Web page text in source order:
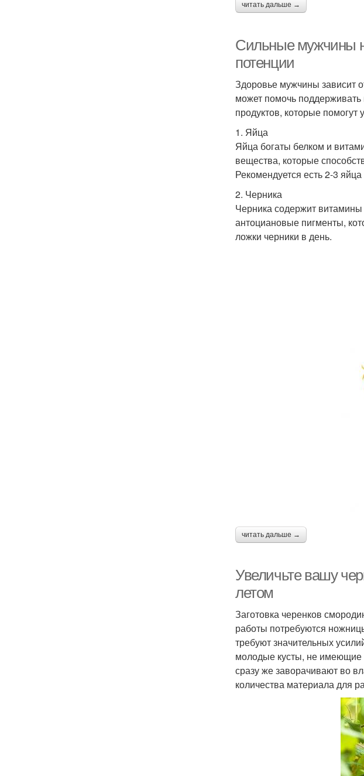
читать дальше →
Сильные мужчины
потенции
Здоровье мужчины зависит
может помочь
продуктов, которые
1. Яйца
Яйца богаты белком и
вещества, которые
Рекомендуется есть 2-3
2. Черника
Черника содержит
антоциановые пигменты,
ложки черники в день.
читать дальше →
Увеличьте вашу
летом
Заготовка черенков
работы потребуются
требуют значительных
молодые кусты, не имеющие
сразу же заворачивают во
количества материала для